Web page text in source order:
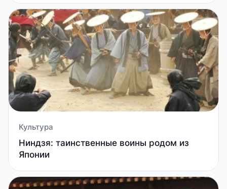
Культура
Ниндзя: таинственные воины родом из
Японии